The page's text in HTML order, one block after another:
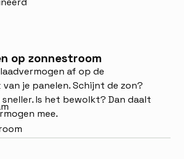
op zonnestroom
af op de
je panelen. Schijnt de zon?
sneller. Is het bewolkt? Dan daalt
mee.